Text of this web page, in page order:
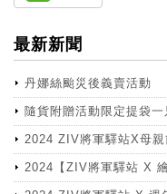
最新新聞
丹娜絲颱災後義賣活動
隨貨附贈活動限定提袋一
2024 ZIV將軍驛站X母親
2024【ZIV將軍驛站 X 繪